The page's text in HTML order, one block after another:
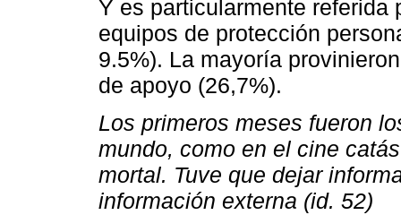
Y es particularmente referida
equipos de protección
9.5%). La mayoría
de apoyo (26,7%).
Los primeros meses fueron
mundo, como en el cine
mortal. Tuve que dejar
información externa (id. 52)